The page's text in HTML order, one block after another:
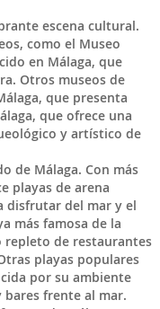
escena cultural.
como el Museo
en Málaga, que
Otros museos de
que presenta
que ofrece una
y artístico de
de Málaga. Con más
playas de arena
disfrutar del mar y el
más famosa de la
repleto de restaurantes
playas populares
por su ambiente
frente al mar.